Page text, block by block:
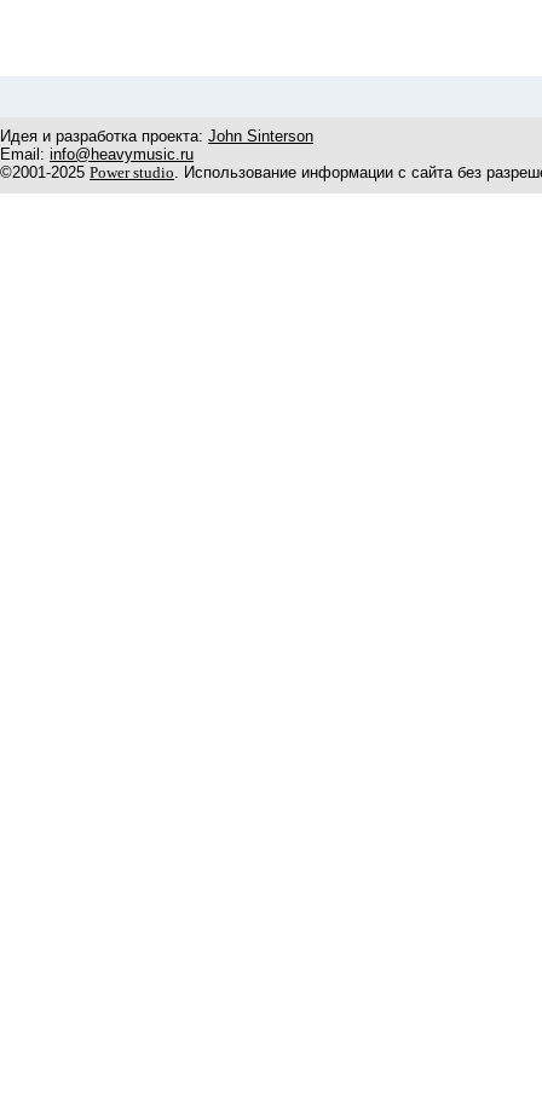
Идея и разработка проекта: John Sinterson
Email: info@heavymusic.ru
©2001-2025 Power studio. Использование информации с сайта без